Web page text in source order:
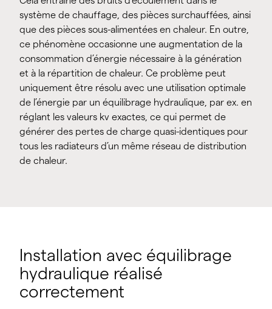
système de chauffage, des pièces surchauffées, ainsi
que des pièces sous-alimentées en chaleur. En outre,
ce phénomène occasionne une augmentation de la
consommation d’énergie nécessaire à la génération
et à la répartition de chaleur. Ce problème peut
uniquement être résolu avec une utilisation optimale
de l’énergie par un équilibrage hydraulique, par ex. en
réglant les valeurs kv exactes, ce qui permet de
générer des pertes de charge quasi-identiques pour
tous les radiateurs d’un même réseau de distribution
de chaleur.
Installation avec équilibrage
hydraulique réalisé
correctement